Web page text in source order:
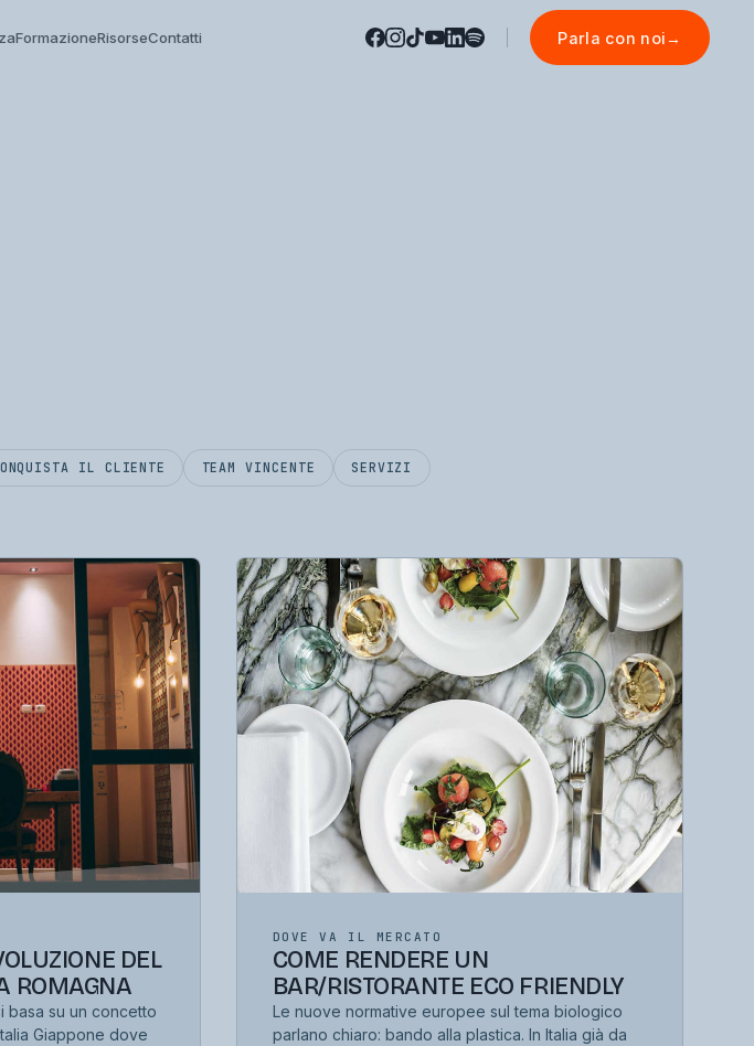
FormazioneRisorseContatti Parla con noi→
IL CLIENTE TEAM VINCENTE SERVIZI
DEL
ROMAGNA
basa su un concetto
Giappone dove
DOVE VA IL MERCATO
COME RENDERE UN
BAR/RISTORANTE ECO FRIENDLY
Le nuove normative europee sul tema biologico
parlano chiaro: bando alla plastica. In Italia già da